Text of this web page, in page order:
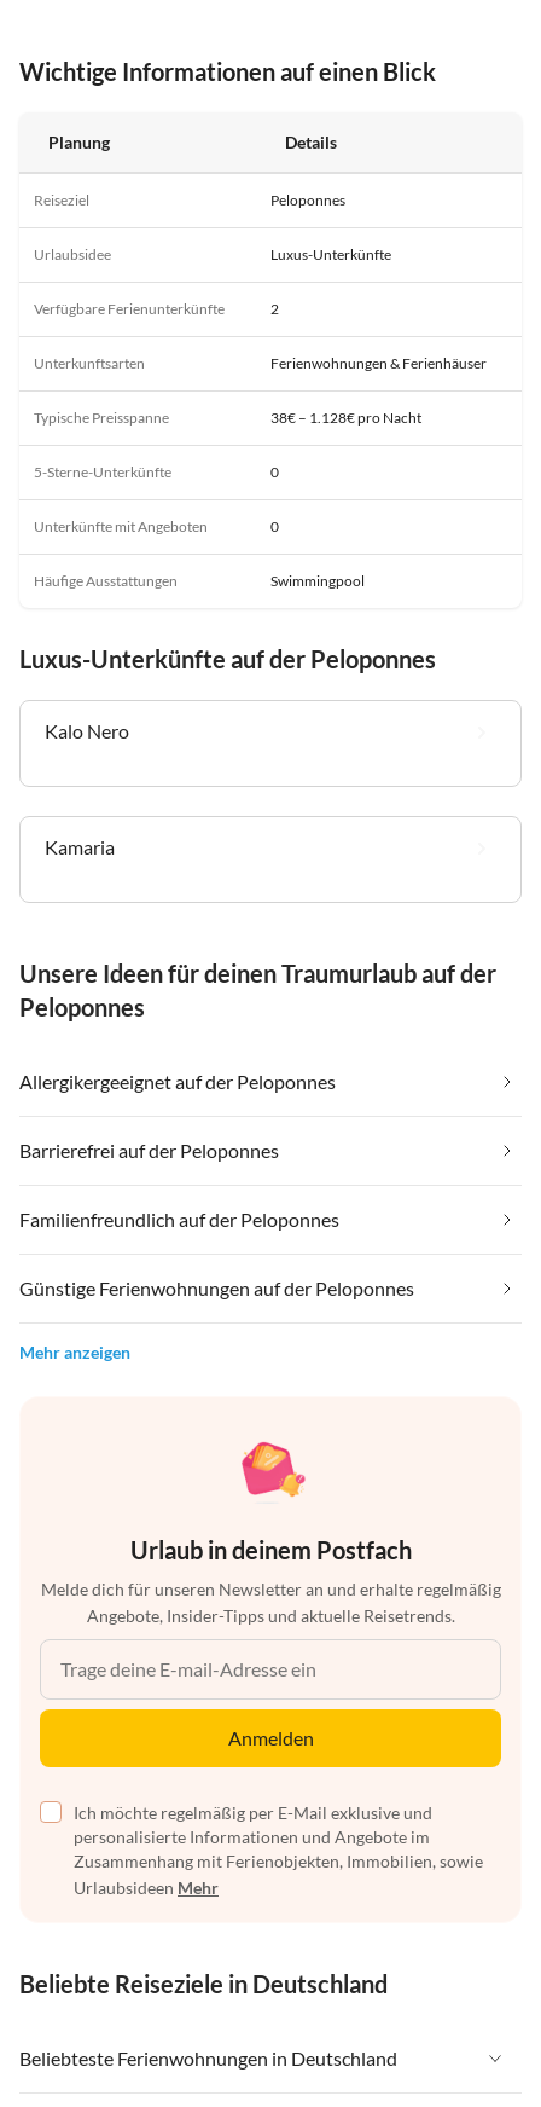
Wichtige Informationen auf einen Blick
Planung Details
Reiseziel Peloponnes
Urlaubsidee Luxus-Unterkünfte
Verfügbare Ferienunterkünfte 2
Unterkunftsarten Ferienwohnungen & Ferienhäuser
Typische Preisspanne 38€ – 1.128€ pro Nacht
5-Sterne-Unterkünfte 0
Unterkünfte mit Angeboten 0
Häufige Ausstattungen Swimmingpool
Luxus-Unterkünfte auf der Peloponnes
Kalo Nero
Kamaria
Unsere Ideen für deinen Traumurlaub auf der
Peloponnes
Allergikergeeignet auf der Peloponnes
Barrierefrei auf der Peloponnes
Familienfreundlich auf der Peloponnes
Günstige Ferienwohnungen auf der Peloponnes
Mehr anzeigen
Urlaub in deinem Postfach
Melde dich für unseren Newsletter an und erhalte regelmäßig
Angebote, Insider-Tipps und aktuelle Reisetrends.
Anmelden
Ich möchte regelmäßig per E-Mail exklusive und
personalisierte Informationen und Angebote im
Zusammenhang mit Ferienobjekten, Immobilien, sowie
Urlaubsideen Mehr
Beliebte Reiseziele in Deutschland
Beliebteste Ferienwohnungen in Deutschland